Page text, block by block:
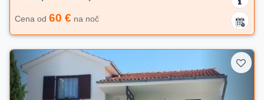
Cena od 60 € na noč